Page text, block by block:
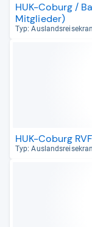
HUK-Coburg /
Mitglieder)
Typ:
HUK-Coburg
Typ: